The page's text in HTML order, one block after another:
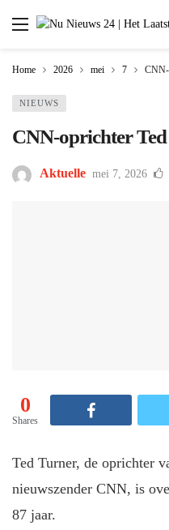
Home 2026 mei 7 CNN-
NIEUWS
CNN-oprichter
Aktuelle mei 7, 2026
0
Shares
Ted Turner, de oprichter
nieuwszender CNN, is
87 jaar.